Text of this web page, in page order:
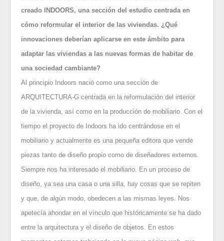
creado INDOORS, una sección del estudio centrada en
cómo reformular el interior de las viviendas. ¿Qué
innovaciones deberían aplicarse en este ámbito para
adaptar las viviendas a las nuevas formas de habitar de
una sociedad cambiante?
Al principio Indoors nació como una sección de
ARQUITECTURA-G centrada en la reformulación del interior
de la vivienda, así como en la producción de mobiliario. Con el
tiempo el proyecto de Indoors ha ido centrándose en el
mobiliario y actualmente es una pequeña editora que vende
piezas tanto de diseño propio como de diseñadores externos.
Siempre nos ha interesado el mobiliario. En un proceso de
diseño, ya sea una casa o una silla, hay cosas que se repiten
y que, de algún modo, obedecen a las mismas leyes. Nos
apetecía ahondar en el vínculo que históricamente se ha dado
entre la arquitectura y el diseño de objetos. En estos